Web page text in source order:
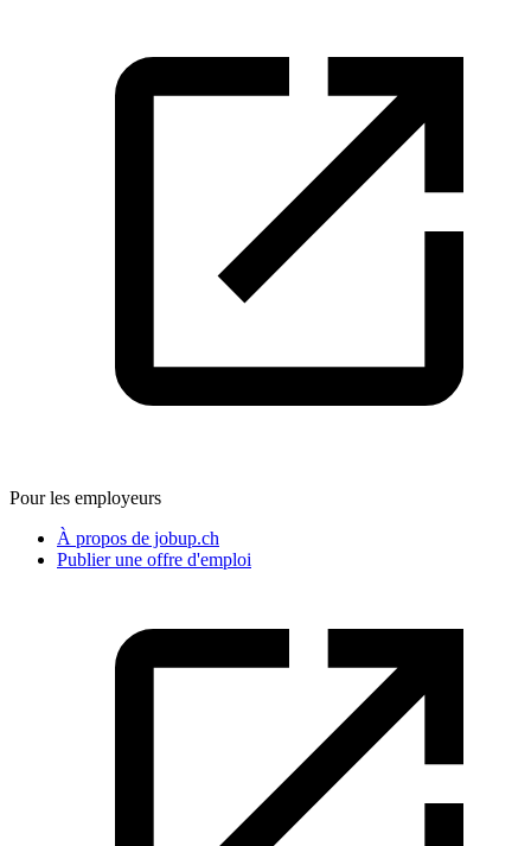
Pour les employeurs
À propos de jobup.ch
Publier une offre d'emploi